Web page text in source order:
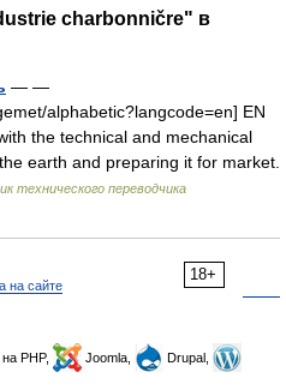
charbonničre" в
— —
alphabetic?langcode=en] EN
the technical and mechanical
earth and preparing it for market.
технического переводчика
18+
на сайте
PHP, Joomla,
Drupal,